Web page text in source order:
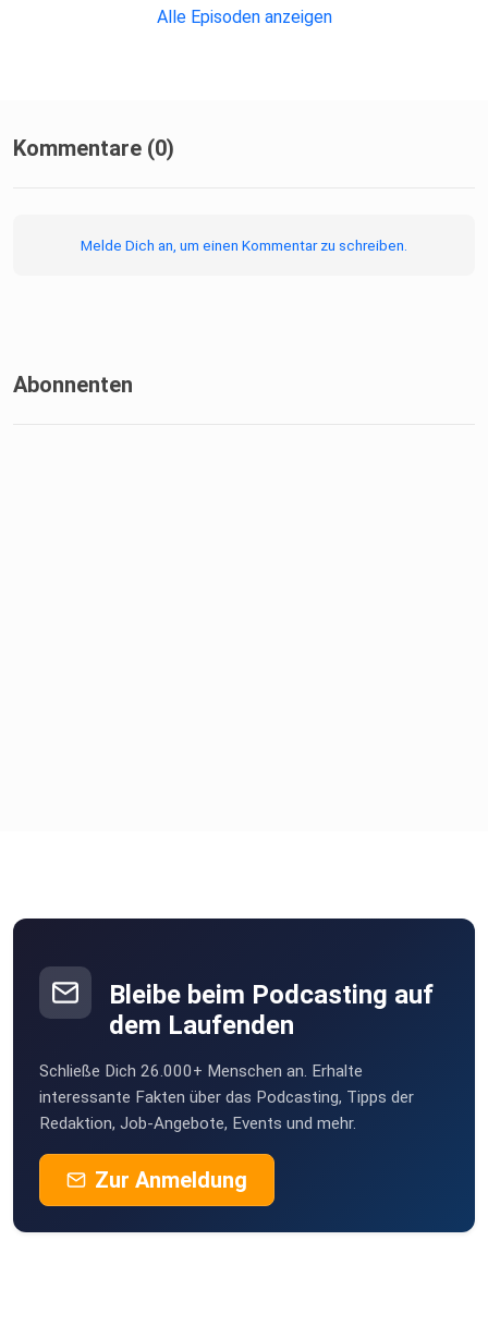
Alle Episoden anzeigen
Kommentare (0)
Melde Dich an, um einen Kommentar zu schreiben.
Abonnenten
Bleibe beim Podcasting auf
dem Laufenden
Schließe Dich 26.000+ Menschen an. Erhalte
interessante Fakten über das Podcasting, Tipps der
Redaktion, Job-Angebote, Events und mehr.
Zur Anmeldung